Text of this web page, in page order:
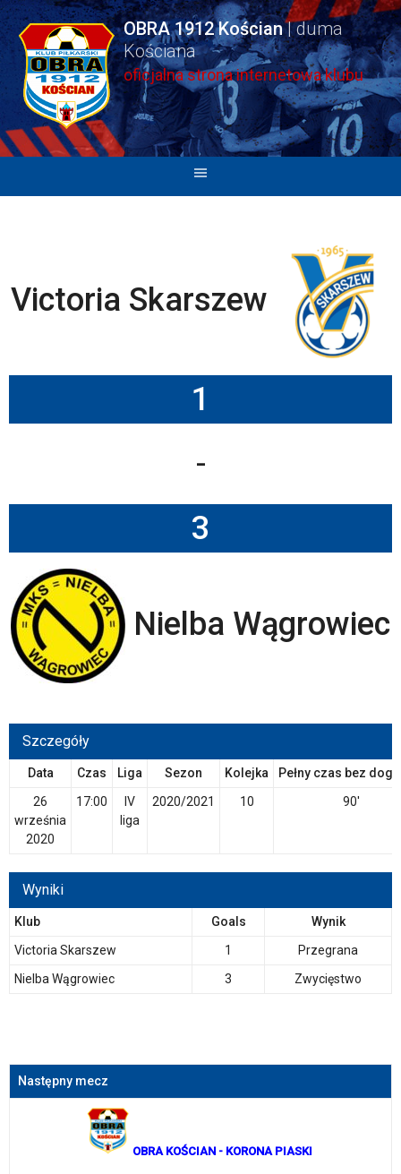
Skip
to
content
OBRA 1912 Kościan
oficjalna strona internetowa klubu
Victoria Skarszew
1
-
3
Nielba Wągrowiec
Szczegóły
Data Czas Liga Sezon Kolejka
Pełny czas bez
26
września
2020
17:00
IV
liga
2020/2021 10 90'
Wyniki
Klub Goals
Wynik
Victoria Skarszew
1
Przegrana
Nielba Wągrowiec
3 Zwycięstwo
Następny mecz
OBRA KOŚCIAN - KORONA PIASKI